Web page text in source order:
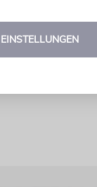
Krieg mehrfach
EINSTELLUNGEN